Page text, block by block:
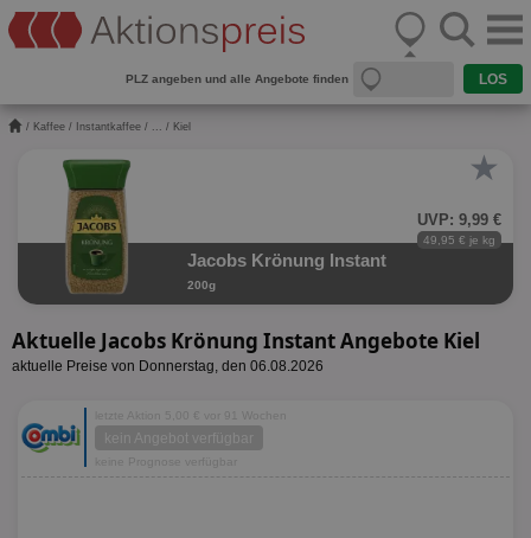
PLZ angeben und alle Angebote finden
/ Kaffee / Instantkaffee / ... / Kiel
★
UVP: 9,99 €
49,95 € je kg
Jacobs Krönung Instant
200g
Aktuelle Jacobs Krönung Instant Angebote Kiel
aktuelle Preise von Donnerstag, den 06.08.2026
letzte Aktion 5,00 € vor 91 Wochen
kein Angebot verfügbar
keine Prognose verfügbar